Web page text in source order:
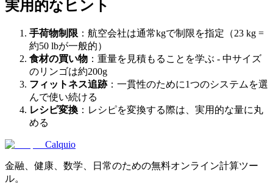
実用的なヒント
手荷物制限 ：航空会社は通常kgで制限を指定（23 kg =
約50 lbが一般的）
食材の買い物 ：重量を見積もることを学ぶ - 中サイズ
のリンゴは約200g
フィットネス追跡：一貫性のために1つのシステムを選
んで使い続ける
レシピ変換 ：レシピを変換する際は、実用的な量に丸
める
Calquio
金融、健康、数学、日常のための無料オンライン計算ツー
ル。